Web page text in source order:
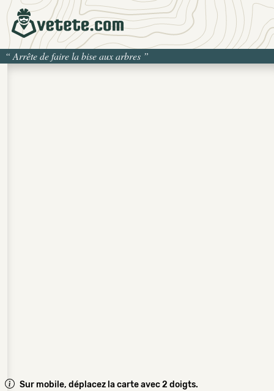
“ Arrête de faire la bise aux arbres ”
Sur mobile, déplacez la carte avec 2 doigts.